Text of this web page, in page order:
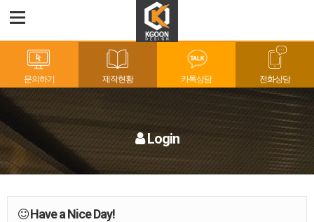
문의하기 제작현황 카톡상담 전화상담
Login
Have a Nice Day!